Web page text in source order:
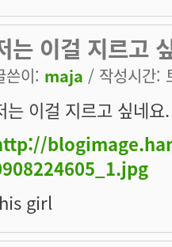
는 이걸 지르
쓴이: maja / 작성시간:
는 이걸 지르고 싶네요.
girl